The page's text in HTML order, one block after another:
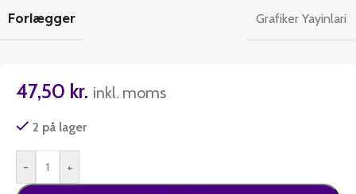
Forlægger Grafiker Yayinlari
47,50 kr. inkl. moms
2 på lager
- +